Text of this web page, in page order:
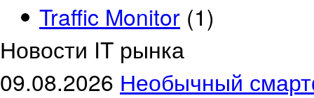
Traffic Monitor (1)
Новости IT рынка
09.08.2026 Необычный